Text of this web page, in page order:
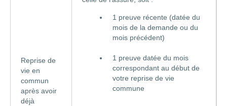
Reprise de
vie en
commun
après avoir
déjà
1 preuve récente (datée du
mois de la demande ou du
mois précédent)
1 preuve datée du mois
correspondant au début de
votre reprise de vie
commune